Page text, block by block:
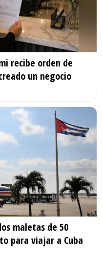
recibe orden de
un negocio
maletas de 50
para viajar a Cuba